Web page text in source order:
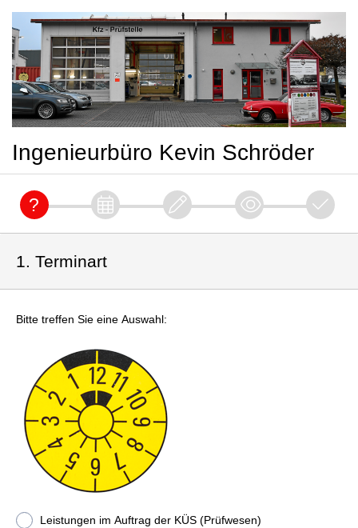
Ingenieurbüro Kevin Schröder
1. Terminart
Bitte treffen Sie eine Auswahl:
Leistungen im Auftrag der KÜS (Prüfwesen)